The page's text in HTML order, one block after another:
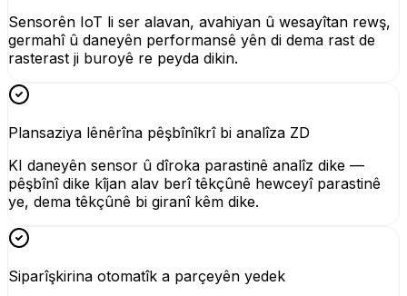
Sensorên IoT li ser alavan, avahiyan û wesayîtan rewş,
germahî û daneyên performansê yên di dema rast de
rasterast ji buroyê re peyda dikin.
Plansaziya lênêrîna pêşbînîkrî bi analîza ZD
KI daneyên sensor û dîroka parastinê analîz dike —
pêşbînî dike kîjan alav berî têkçûnê hewceyî parastinê
ye, dema têkçûnê bi giranî kêm dike.
Siparîşkirina otomatîk a parçeyên yedek